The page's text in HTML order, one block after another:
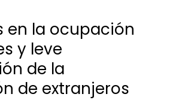
en la ocupación
y leve
de la
de extranjeros